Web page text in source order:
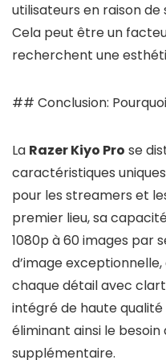
utilisateurs en raison
Cela peut être un
recherchent une
## Conclusion:
La Razer Kiyo Pro se
caractéristiques
pour les streamers et
premier lieu, sa
1080p à 60 images par
d’image
chaque détail avec
intégré de haute
éliminant ainsi le besoin
supplémentaire.